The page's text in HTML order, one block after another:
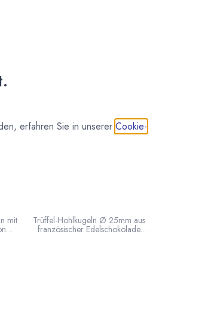
um einfach und schnell
mit Trüffel-Hohlkugeln Ø 25mm aus
französischer Edelschokolade
erfahren Sie in unserer Cookie-